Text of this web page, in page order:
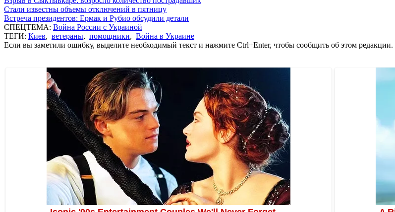
Стали известны объемы отключений в пятницу
Встреча президентов: Ермак и Рубио обсудили детали
СПЕЦТЕМА: Война России с Украиной
ТЕГИ: Киев, ветераны, помощники, Война в Украине
Если вы заметили ошибку, выделите необходимый текст и нажмите Ctrl+Enter, чтобы сообщить об этом редакции.